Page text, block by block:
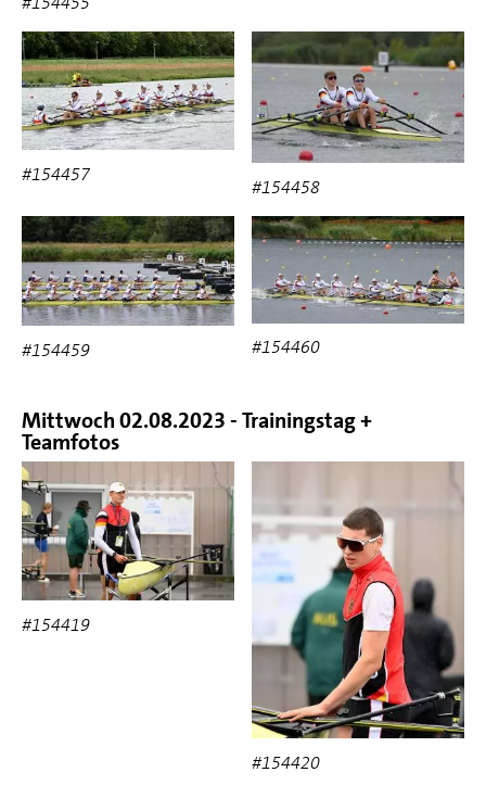
#154457
#154458
#154459 #154460
Mittwoch 02.08.2023 - Trainingstag +
Teamfotos
#154419
#154420